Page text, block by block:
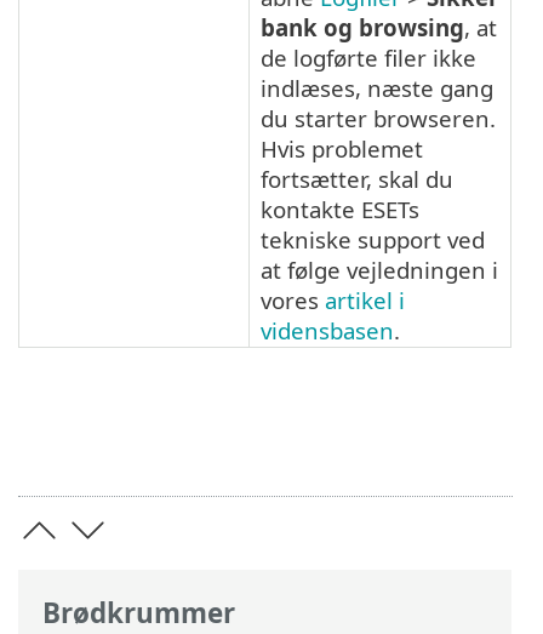
Brødkrummer
bank og browsing, at
de logførte filer ikke
indlæses, næste gang
du starter browseren.
Hvis problemet
fortsætter, skal du
kontakte ESETs
tekniske support ved
at følge vejledningen i
vores artikel i
vidensbasen.